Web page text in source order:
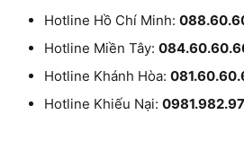
Hotline Hồ Chí Minh:
Hotline Miền Tây:
Hotline Khánh Hòa:
Hotline Khiếu Nại: